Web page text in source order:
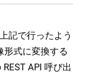
記で行ったよう
形式に変換する
API 呼び出